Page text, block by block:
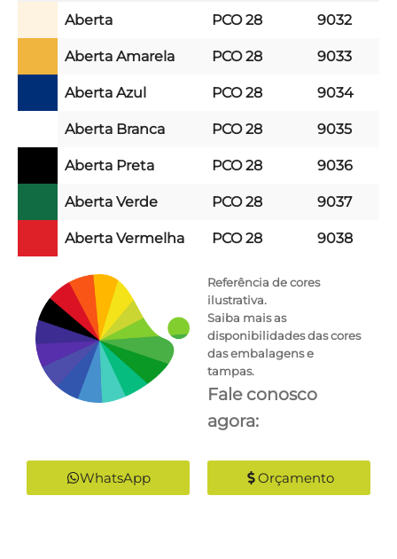
Aberta PCO 28 9032
Aberta Amarela PCO 28 9033
Aberta Azul PCO 28 9034
Aberta Branca PCO 28 9035
Aberta Preta PCO 28 9036
Aberta Verde PCO 28 9037
Aberta Vermelha PCO 28 9038
Referência de cores
ilustrativa.
Saiba mais as
disponibilidades das cores
das embalagens e
tampas.
Fale conosco
agora:
WhatsApp Orçamento